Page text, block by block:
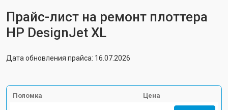
Прайс-лист на ремонт плоттера
HP DesignJet XL
Дата обновления прайса: 16.07.2026
Поломка Цена